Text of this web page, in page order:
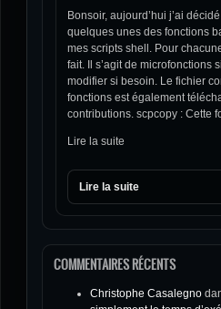
Bonsoir, aujourd’hui j’ai
quelques unes des fonctions
mes scripts shell. Pour
fait. Il s’agit de microfonctions
modifier si besoin. Le fichier
fonctions est également
contributions. scpcopy : Cette
Lire la suite
Lire la suite
COMMENTAIRES RÉCENTS
Christophe Casalegno